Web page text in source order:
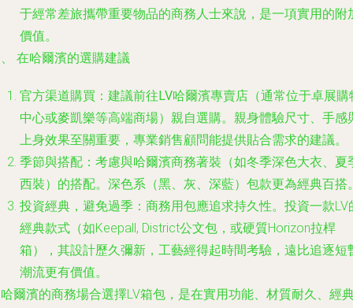
于經常差旅攜帶重要物品的商務人士來說，是一項實用的附
價值。
在哈爾濱的選購建議
官方渠道購買 ：建議前往LV哈爾濱專賣店 （通常位于卓展購
中心或麥凱樂等高端商場）親自選購。親身體驗尺寸、手感
上身效果至關重要，專業銷售顧問能提供貼合需求的建議。
季節與搭配 ：考慮與哈爾濱商務著裝（如冬季深色大衣、夏
西裝）的搭配。深色系（黑、灰、深藍）包款更為經典百搭
投資經典，避免過季 ：商務用包應追求持久性。投資一款LV
經典款式（如Keepall, District公文包，或硬質Horizon拉桿
箱），其設計歷久彌新，工藝經得起時間考驗，遠比追逐短
潮流更有價值。
爾濱的商務場合選擇LV箱包，是在實用功能、材質耐久、經